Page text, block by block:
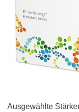
Ausgewählte